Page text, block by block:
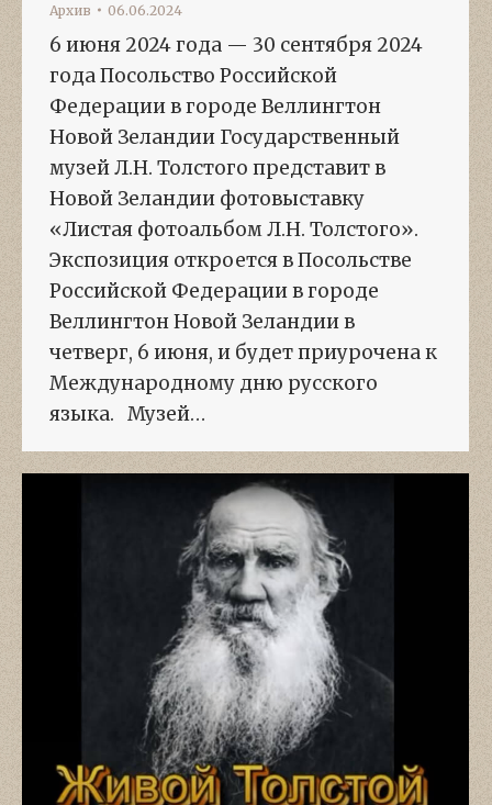
Архив 06.06.2024
6 июня 2024 года — 30 сентября 2024
года Посольство Российской
Федерации в городе Веллингтон
Новой Зеландии Государственный
музей Л.Н. Толстого представит в
Новой Зеландии фотовыставку
«Листая фотоальбом Л.Н. Толстого».
Экспозиция откроется в Посольстве
Российской Федерации в городе
Веллингтон Новой Зеландии в
четверг, 6 июня, и будет приурочена к
Международному дню русского
языка. Музей…